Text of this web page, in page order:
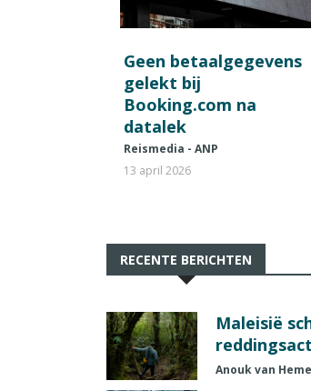
Geen betaalgegevens
gelekt bij
Booking.com na
datalek
Reismedia - ANP
13 april 2026
RECENTE BERICHTEN
Maleisië
Anouk van